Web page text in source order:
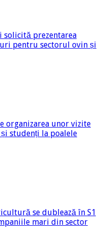
solicită prezentarea
pentru sectorul ovin și
organizarea unor vizite
studenți la poalele
se dublează în S1
mari din sector